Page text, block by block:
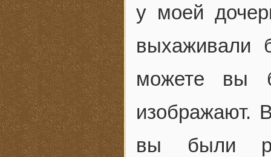
у моей
выхаживали
можете вы
изображают.
вы были